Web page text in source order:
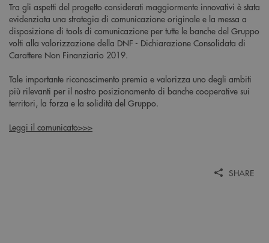
Tra gli aspetti del progetto considerati maggiormente innovativi è stata
evidenziata una strategia di comunicazione originale e la messa a
disposizione di tools di comunicazione per tutte le banche del Gruppo
volti alla valorizzazione della DNF - Dichiarazione Consolidata di
Carattere Non Finanziario 2019.
Tale importante riconoscimento premia e valorizza uno degli ambiti
più rilevanti per il nostro posizionamento di banche cooperative sui
territori, la forza e la solidità del Gruppo.
Leggi il comunicato>>>
SHARE